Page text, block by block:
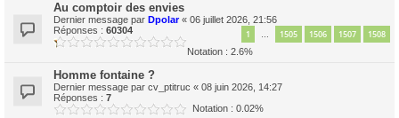
Au comptoir des envies
Dernier message par Dpolar« 06 juillet 2026, 21:56
Réponses : 60304 1 … 1505 1506 1507 1508
Notation : 2.6%
Homme fontaine ?
Dernier message par cv_ptitruc « 08 juin 2026, 14:27
Réponses : 7
Notation : 0.02%